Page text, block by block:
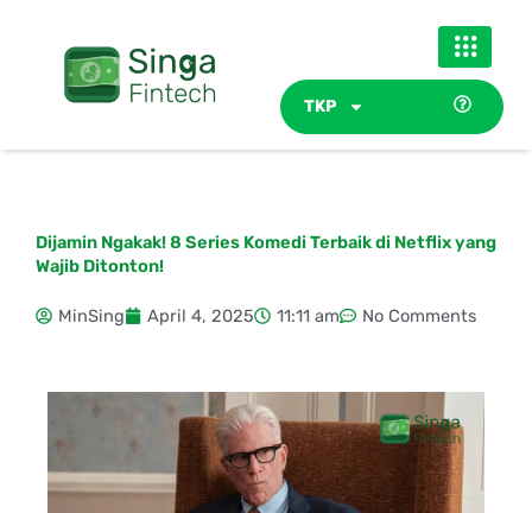
TKP
Dijamin Ngakak! 8 Series Komedi Terbaik di Netflix yang
Wajib Ditonton!
MinSing April 4, 2025 11:11 am No Comments